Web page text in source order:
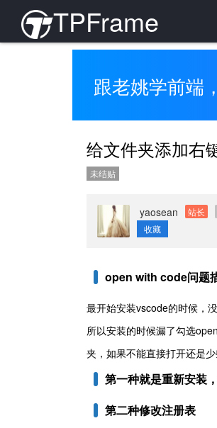
TPFrame
跟老姚学前端
给文件夹添加右
未结贴
yaosean 站长
收藏
open with code问题
最开始安装vscode的时候，
所以安装的时候漏了勾选
夹，如果不能直接打开还是
第一种就是重新安装
第二种修改注册表